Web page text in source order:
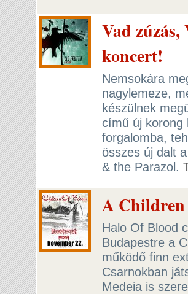
Vad
koncert!
Nemsokára
nagylemeze,
készülnek
című új korong
forgalomba,
összes új dalt
& the Parazol.
A Children
Halo Of Blood
Budapestre a
működő finn
Csarnokban
Medeia is